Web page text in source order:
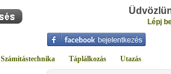
Lépj
Számítástechnika Táplálkozás Utazás